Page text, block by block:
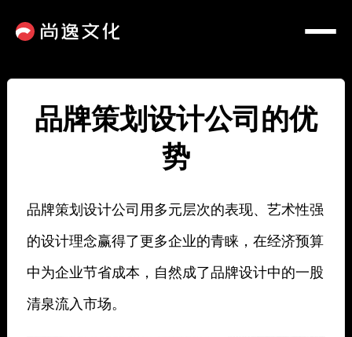
品牌策划设计公司的优
势
品牌策划设计公司用多元层次的表现、艺术性强
的设计理念赢得了更多企业的青睐，在经济预算
中为企业节省成本，自然成了品牌设计中的一股
清泉流入市场。